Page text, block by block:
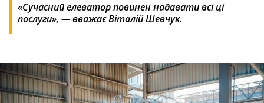
«Сучасний елеватор повинен надавати всі ці
послуги», — вважає Віталій Шевчук.